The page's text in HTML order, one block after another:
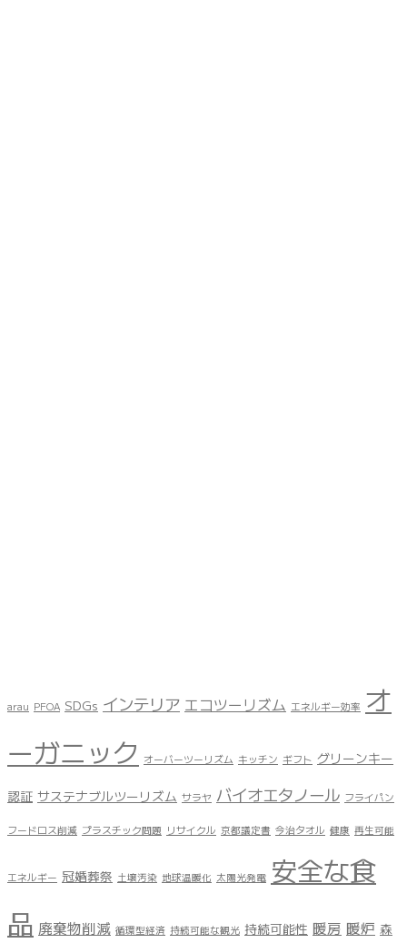
arau PFOA SDGs インテリア エコツーリズム エネルギー効率 オ
ーガニック オーバーツーリズム キッチン ギフト グリーンキー
認証 サステナブルツーリズム サラヤ バイオエタノール フライパン
フードロス削減 プラスチック問題 リサイクル 京都議定書 今治タオル 健康 再生可能
エネルギー 冠婚葬祭 土壌汚染 地球温暖化 太陽光発電 安全な食
品 廃棄物削減 循環型経済 持続可能な観光 持続可能性 暖房 暖炉 森